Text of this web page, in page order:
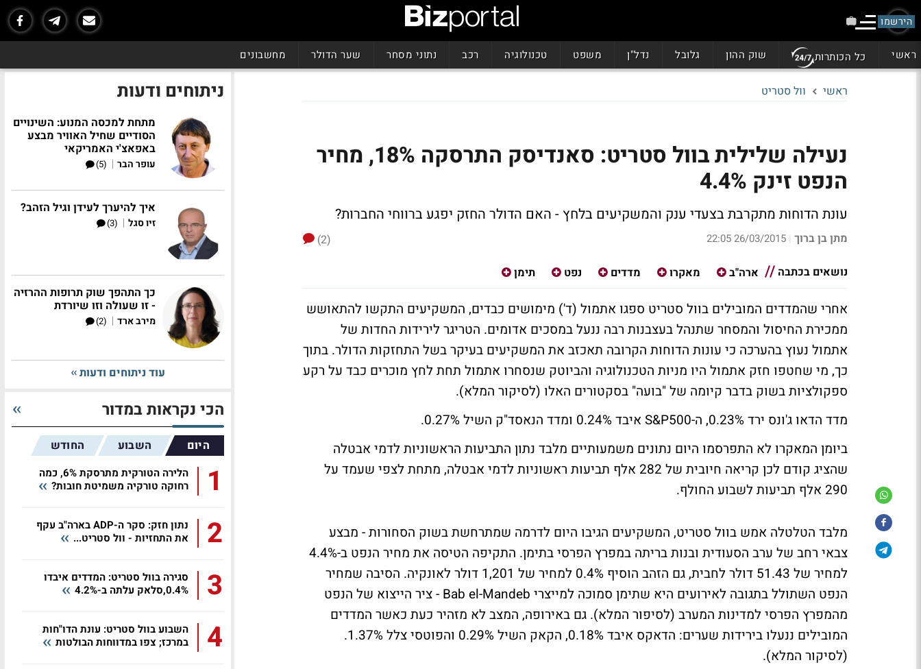
הירשמו
ראשי כל הכותרות שוק ההון גלובל נדל"ן משפט טכנולוגיה רכב נתוני מסחר שער הדולר מחשבונים
ראשי וול סטריט
נעילה שלילית בוול סטריט: סאנדיסק התרסקה 18%, מחיר
הנפט זינק 4.4%
עונת הדוחות מתקרבת בצעדי ענק והמשקיעים בלחץ - האם הדולר החזק יפגע ברווחי החברות?
מתן בן ברוך |
26/03/2015 22:05
(2)
נושאים בכתבה
ארה"ב מאקרו מדדים נפט תימן
אחרי שהמדדים המובילים בוול סטריט ספגו אתמול (ד') מימושים כבדים, המשקיעים התקשו להתאושש
ממכירת החיסול והמסחר שתנהל בעצבנות רבה ננעל במסכים אדומים. הטריגר לירידות החדות של
אתמול נעוץ בהערכה כי עונות הדוחות הקרובה תאכזב את המשקיעים בעיקר בשל התחזקות הדולר. בתוך
כך, מי שחטפו חזק אתמול היו מניות הטכנולוגיה והביוטק שנסחרו אתמול תחת לחץ מוכרים כבד על רקע
ספקולציות בשוק בדבר קיומה של "בועה" בסקטורים האלו (לסיקור המלא).
מדד הדאו ג'ונס ירד 0.23%, ה-S&P500 איבד 0.24% ומדד הנאסד"ק השיל 0.27%.
ביומן המאקרו לא התפרסמו היום נתונים משמעותיים מלבד נתון התביעות הראשוניות לדמי אבטלה
שהציג קודם לכן קריאה חיובית של 282 אלף תביעות ראשוניות לדמי אבטלה, מתחת לצפי שעמד על
290 אלף תביעות לשבוע החולף.
מלבד הטלטלה אמש בוול סטריט, המשקיעים הגיבו היום לדרמה שמתרחשת בשוק הסחורות - מבצע
צבאי רחב של ערב הסעודית ובנות בריתה במפרץ הפרסי בתימן. התקיפה הטיסה את מחיר הנפט ב-4.4%
למחיר של 51.43 דולר לחבית, גם הזהב הוסיף 0.4% למחיר של 1,201 דולר לאונקיה. הסיבה שמחיר
הנפט השתולל בתגובה לאירועים היא שתימן סמוכה למייצרי Bab el-Mandeb - ציר הייצוא של הנפט
מהמפרץ הפרסי למדינות המערב (לסיפור המלא). גם באירופה, המצב לא מזהיר כעת כאשר המדדים
המובילים ננעלו בירידות שערים: הדאקס איבד 0.18%, הקאק השיל 0.29% והפוטסי צלל 1.37%.
(לסיקור המלא).
ניתוחים ודעות
מתחת למכסה המנוע: השינויים
הסודיים שחיל האוויר מבצע
באפאצ'י האמריקאי
עופר הבר |
(5)
איך להיערך לעידן וגיל הזהב?
זיו סגל |
(3)
כך התהפך שוק תרופות ההרזיה
- זו שעולה וזו שיורדת
מירב ארד |
(2)
עוד ניתוחים ודעות
הכי נקראות במדור
היום השבוע החודש
1
הלירה הטורקית מתרסקת 6%, כמה
רחוקה טורקיה משמיטת חובות?
2
נתון חזק: סקר ה-ADP בארה"ב עקף
את התחזיות - וול סטריט...
3
סגירה בוול סטריט: המדדים איבדו
0.4%,סלאק עלתה ב-4.2%
4
השבוע בוול סטריט: עונת הדו"חות
במרכז; צפו במדווחות הבולטות